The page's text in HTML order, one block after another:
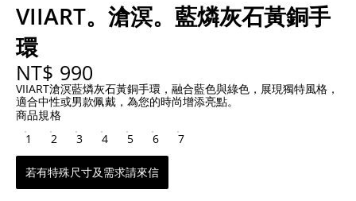
VIIART。滄溟。藍燐灰石黃銅手
環
NT$ 990
VIIART滄溟藍燐灰石黃銅手環，融合藍色與綠色，展現獨特風格，
適合中性或男款佩戴，為您的時尚增添亮點。
商品規格
1
2 3 4 5 6 7
若有特殊尺寸及需求請來信